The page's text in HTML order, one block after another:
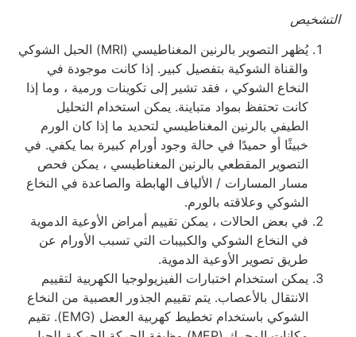
التشخيص
يُظهر التصوير بالرنين المغناطيسي (MRI) الحبل الشوكي
والقناة الشوكية بتفصيل كبير. إذا كانت موجودة في
النخاع الشوكي ، فقد تشير إلى تكوينات ورمية ، وما إذا
كانت تحتفظ بمواد متباينة. يمكن استخدام التحليل
الطيفي بالرنين المغناطيسي لتحديد ما إذا كان الورم
خبيثًا أو حميدًا في حالة وجود أورام كبيرة بما يكفي. في
التصوير المقطعي بالرنين المغناطيسي ، يمكن فحص
مسار المسارات / الألياف الهابطة والصاعدة في النخاع
الشوكي وعلاقته بالورم.
في بعض الحالات ، يمكن تقييم أمراض الأوعية الدموية
في النخاع الشوكي والكبيبات التي تسبب الأورام عن
طريق تصوير الأوعية الدموية.
يمكن استخدام اختبارات الفيزيولوجيا الكهربية لتقييم
الانتقال بالأعصاب. يتم تقييم الجذور العصبية من النخاع
الشوكي باستخدام تخطيط كهربية العضل (EMG). تقيم